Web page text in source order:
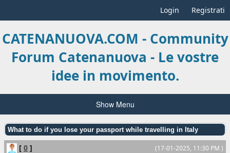
Login Registrati
CATENANUOVA.COM - Community
Forum Catenanuova - Le vostre
idee in movimento.
Show Menu
What to do if you lose your passport while travelling in Italy
(17-01-2025, 11:30 PM )
[ 0 ]